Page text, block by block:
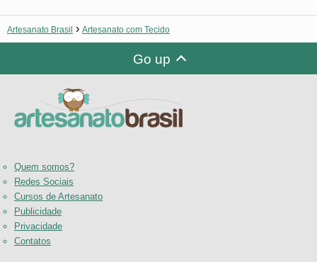
Artesanato Brasil Artesanato com Tecido
Go up
Quem somos?
Redes Sociais
Cursos de Artesanato
Publicidade
Privacidade
Contatos